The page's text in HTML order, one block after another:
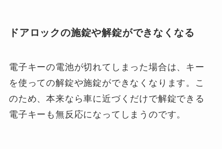
ドアロックの施錠や解錠ができなくなる
電子キーの電池が切れてしまった場合は、キー
を使っての解錠や施錠ができなくなります。こ
のため、本来なら車に近づくだけで解錠できる
電子キーも無反応になってしまうのです。